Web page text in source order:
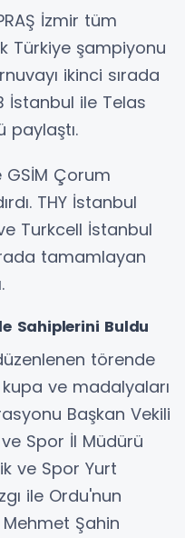
İzmir tüm
Türkiye şampiyonu
ikinci sırada
İstanbul ile Telas
paylaştı.
GSİM Çorum
THY İstanbul
Turkcell İstanbul
tamamlayan
Sahiplerini Buldu
törende
ve madalyaları
Başkan Vekili
Spor İl Müdürü
ve Spor Yurt
ile Ordu'nun
Şahin